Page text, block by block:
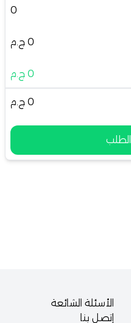
0
0 ج.م
0 ج.م
0 ج.م
الأسئلة الشائعة
إتصل بنا